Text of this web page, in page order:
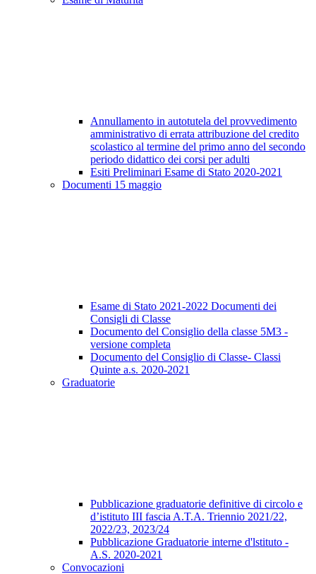
Annullamento in autotutela del provvedimento
amministrativo di errata attribuzione del credito
scolastico al termine del primo anno del secondo
periodo didattico dei corsi per adulti
Esiti Preliminari Esame di Stato 2020-2021
Documenti 15 maggio
Esame di Stato 2021-2022 Documenti dei
Consigli di Classe
Documento del Consiglio della classe 5M3 -
versione completa
Documento del Consiglio di Classe- Classi
Quinte a.s. 2020-2021
Graduatorie
Pubblicazione graduatorie definitive di circolo e
d’istituto III fascia A.T.A. Triennio 2021/22,
2022/23, 2023/24
Pubblicazione Graduatorie interne d'lstituto -
A.S. 2020-2021
Convocazioni